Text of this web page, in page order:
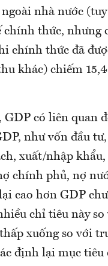
nhà nước
thức, nhưng
chính thức đã
khác) chiếm
GDP có liên quan
như vốn đầu
xuất/nhập
chính phủ, nợ
cao hơn GDP
chỉ tiêu này
xuống so với
định lại mục tiêu